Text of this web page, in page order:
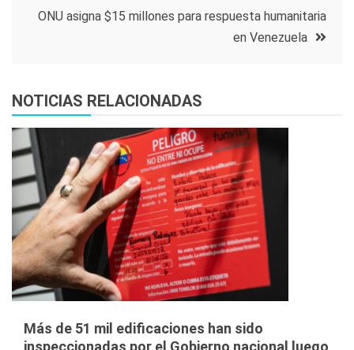
entradas
ONU asigna $15 millones para respuesta humanitaria
en Venezuela
NOTICIAS RELACIONADAS
Más de 51 mil edificaciones han sido
inspeccionadas por el Gobierno nacional luego